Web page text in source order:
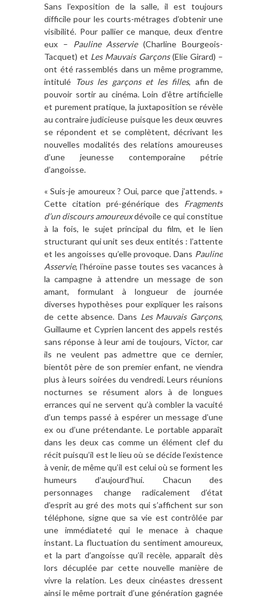
Sans l’exposition de la salle, il est toujours
difficile pour les courts-métrages d’obtenir une
visibilité. Pour pallier ce manque, deux d’entre
eux – Pauline Asservie(Charline Bourgeois-
Tacquet) et Les Mauvais Garçons(Elie Girard) –
ont été rassemblés dans un même programme,
intitulé Tous les garçons et les filles, afin de
pouvoir sortir au cinéma. Loin d’être artificielle
et purement pratique, la juxtaposition se révèle
au contraire judicieuse puisque les deux œuvres
se répondent et se complètent, décrivant les
nouvelles modalités des relations amoureuses
d’une jeunesse contemporaine pétrie
d’angoisse.
« Suis-je amoureux ? Oui, parce que j’attends. »
Cette citation pré-générique des Fragments
d’un discours amoureuxdévoile ce qui constitue
à la fois, le sujet principal du film, et le lien
structurant qui unit ses deux entités : l’attente
et les angoisses qu’elle provoque. Dans Pauline
Asservie, l’héroïne passe toutes ses vacances à
la campagne à attendre un message de son
amant, formulant à longueur de journée
diverses hypothèses pour expliquer les raisons
de cette absence. Dans Les Mauvais Garçons,
Guillaume et Cyprien lancent des appels restés
sans réponse à leur ami de toujours, Victor, car
ils ne veulent pas admettre que ce dernier,
bientôt père de son premier enfant, ne viendra
plus à leurs soirées du vendredi. Leurs réunions
nocturnes se résument alors à de longues
errances qui ne servent qu’à combler la vacuité
d’un temps passé à espérer un message d’une
ex ou d’une prétendante. Le portable apparaît
dans les deux cas comme un élément clef du
récit puisqu’il est le lieu où se décide l’existence
à venir, de même qu’il est celui où se forment les
humeurs d’aujourd’hui. Chacun des
personnages change radicalement d’état
d’esprit au gré des mots qui s’affichent sur son
téléphone, signe que sa vie est contrôlée par
une immédiateté qui le menace à chaque
instant. La fluctuation du sentiment amoureux,
et la part d’angoisse qu’il recèle, apparaît dès
lors décuplée par cette nouvelle manière de
vivre la relation. Les deux cinéastes dressent
ainsi le même portrait d’une génération gagnée